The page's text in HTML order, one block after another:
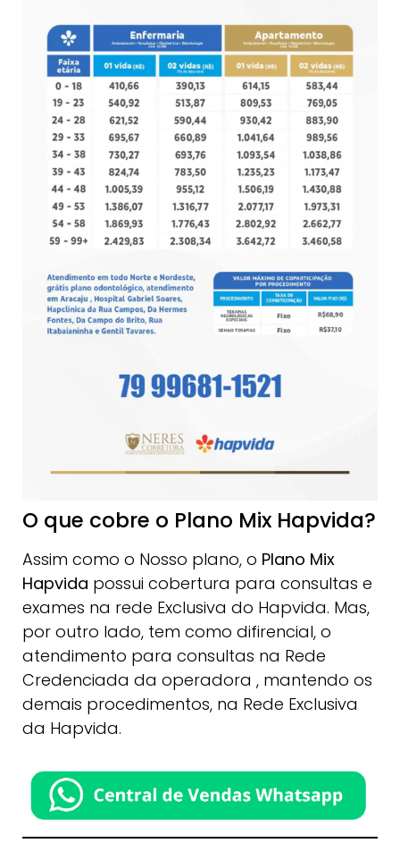
O que cobre o Plano Mix Hapvida?
Assim como o Nosso plano, o Plano Mix
Hapvida possui cobertura para consultas e
exames na rede Exclusiva do Hapvida. Mas,
por outro lado, tem como difirencial, o
atendimento para consultas na Rede
Credenciada da operadora , mantendo os
demais procedimentos, na Rede Exclusiva
da Hapvida.